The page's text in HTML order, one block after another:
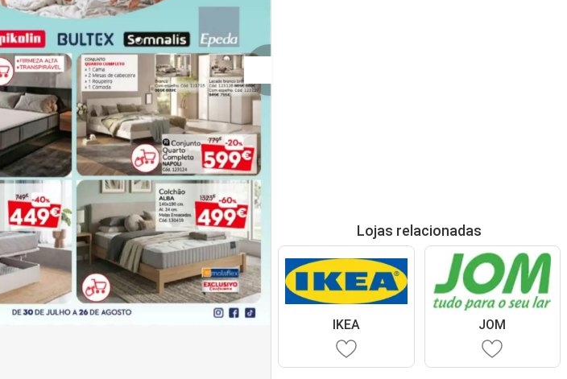
Lojas relacionadas
IKEA JOM